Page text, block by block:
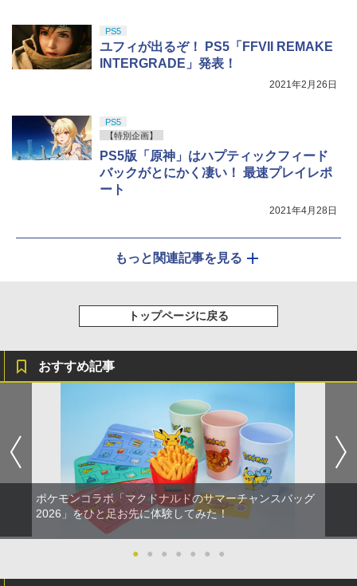
PS5
ユフィが出るぞ！ PS5「FFVII REMAKE
INTERGRADE」発表！
2021年2月26日
PS5
【特別企画】
PS5版「原神」はハプティックフィード
バックがとにかく凄い！ 最速プレイレポ
ート
2021年4月28日
もっと関連記事を見る
トップページに戻る
おすすめ記事
ポケモンコラボ「マクドナルドのサマーチャンスバッグ
2026」をひと足お先に体験してみた！
● ● ● ● ● ● ●